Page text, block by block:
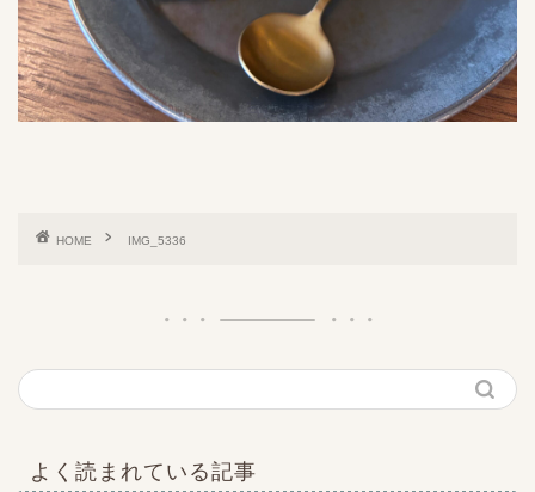
HOME IMG_5336
よく読まれている記事